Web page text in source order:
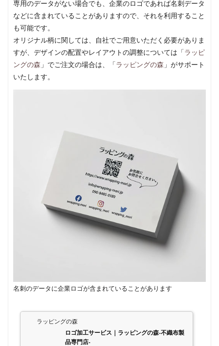
専用のデータがない場合でも、企業のロゴであれば名刺データ
などに含まれていることがありますので、それを利用すること
も可能です。
オリジナル柄に関しては、自社でご用意いただく必要がありま
すが、デザインの配置やレイアウトの調整については「 ラッピ
ングの森」でご注文の場合は、「 ラッピングの森」がサポート
いたします。
名刺のデータに企業ロゴが含まれていることがあります
ラッピングの森
ロゴ加工サービス｜ラッピングの森-不織布製
品専門店-